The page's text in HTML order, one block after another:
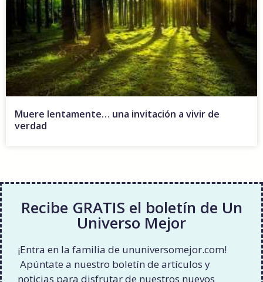
Muere lentamente… una invitación a vivir de
verdad
Recibe GRATIS el boletín de Un
Universo Mejor
¡Entra en la familia de ununiversomejor.com!
Apúntate a nuestro boletín de artículos y
noticias para disfrutar de nuestros nuevos